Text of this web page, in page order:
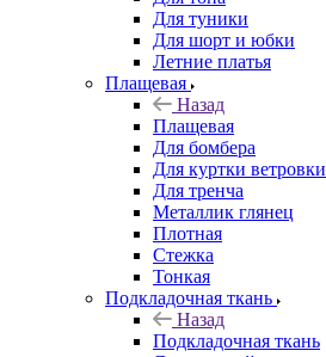
Для туники
Для шорт и юбки
Летние платья
Плащевая
Назад
Плащевая
Для бомбера
Для куртки ветровки
Для тренча
Металлик глянец
Плотная
Стежка
Тонкая
Подкладочная ткань
Назад
Подкладочная ткань